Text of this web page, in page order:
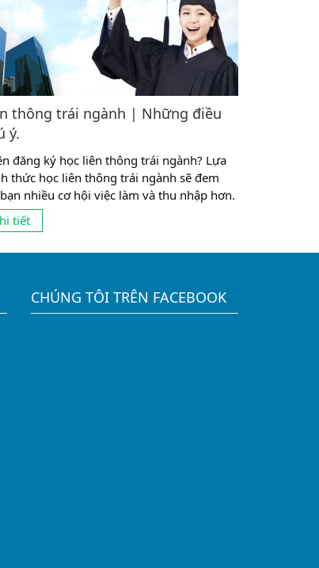
thông trái ngành | Những điều
ý.
đăng ký học liên thông trái ngành? Lựa
thức học liên thông trái ngành sẽ đem
nhiều cơ hội việc làm và thu nhập hơn.
về hình thức học liên thông trái ngành
thông thường mọi người có những suy
tiết
CHÚNG TÔI TRÊN FACEBOOK